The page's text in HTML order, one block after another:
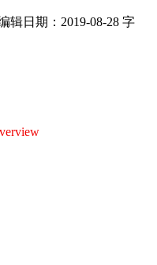
辑日期： 2019-08-28 字